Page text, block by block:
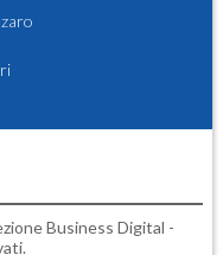
Business Digital -